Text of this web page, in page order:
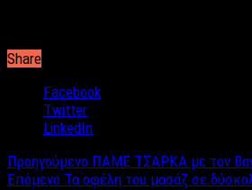
Share
Facebook
Twitter
LinkedIn
Προηγούμενο ΠΑΜΕ ΤΣΑΡΚΑ με τον
Επόμενο Τα οφέλη του μασάζ σε